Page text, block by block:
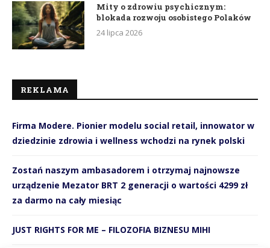
Mity o zdrowiu psychicznym:
blokada rozwoju osobistego Polaków
24 lipca 2026
REKLAMA
Firma Modere. Pionier modelu social retail, innowator w
dziedzinie zdrowia i wellness wchodzi na rynek polski
Zostań naszym ambasadorem i otrzymaj najnowsze
urządzenie Mezator BRT 2 generacji o wartości 4299 zł
za darmo na cały miesiąc
JUST RIGHTS FOR ME – FILOZOFIA BIZNESU MIHI